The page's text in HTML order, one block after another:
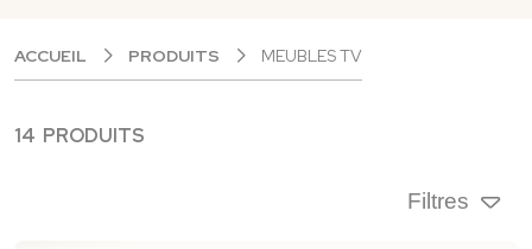
ACCUEIL PRODUITS MEUBLES TV
14 PRODUITS
Filtres